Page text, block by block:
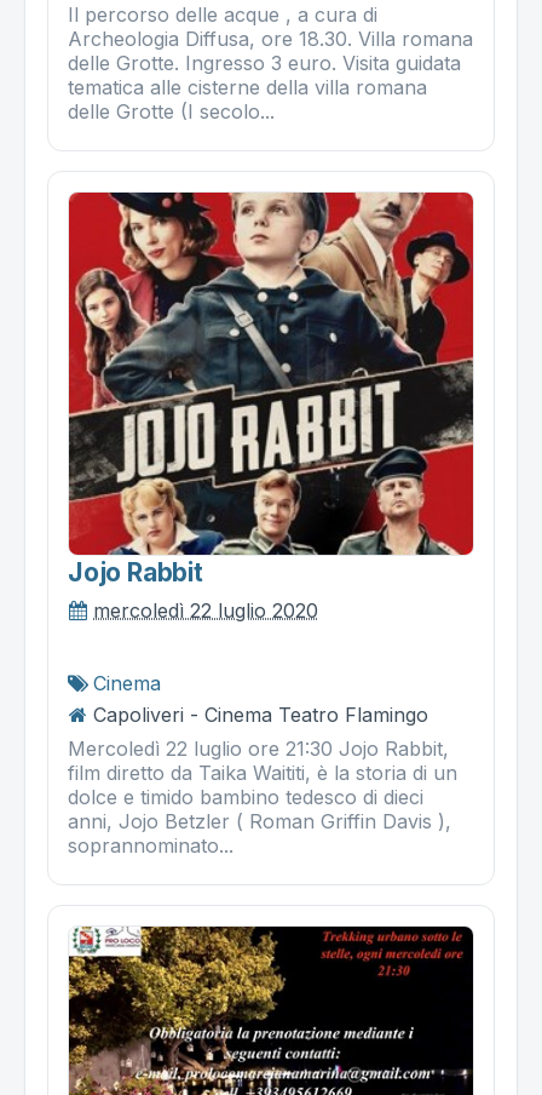
Il percorso delle acque , a cura di
Archeologia Diffusa, ore 18.30. Villa romana
delle Grotte. Ingresso 3 euro. Visita guidata
tematica alle cisterne della villa romana
delle Grotte (I secolo...
Jojo Rabbit
mercoledì 22 luglio 2020
Cinema
Capoliveri - Cinema Teatro Flamingo
Mercoledì 22 luglio ore 21:30 Jojo Rabbit,
film diretto da Taika Waititi, è la storia di un
dolce e timido bambino tedesco di dieci
anni, Jojo Betzler ( Roman Griffin Davis ),
soprannominato...